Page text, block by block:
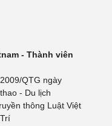
- Thành viên
QTG ngày
- Du lịch
thông Luật Việt